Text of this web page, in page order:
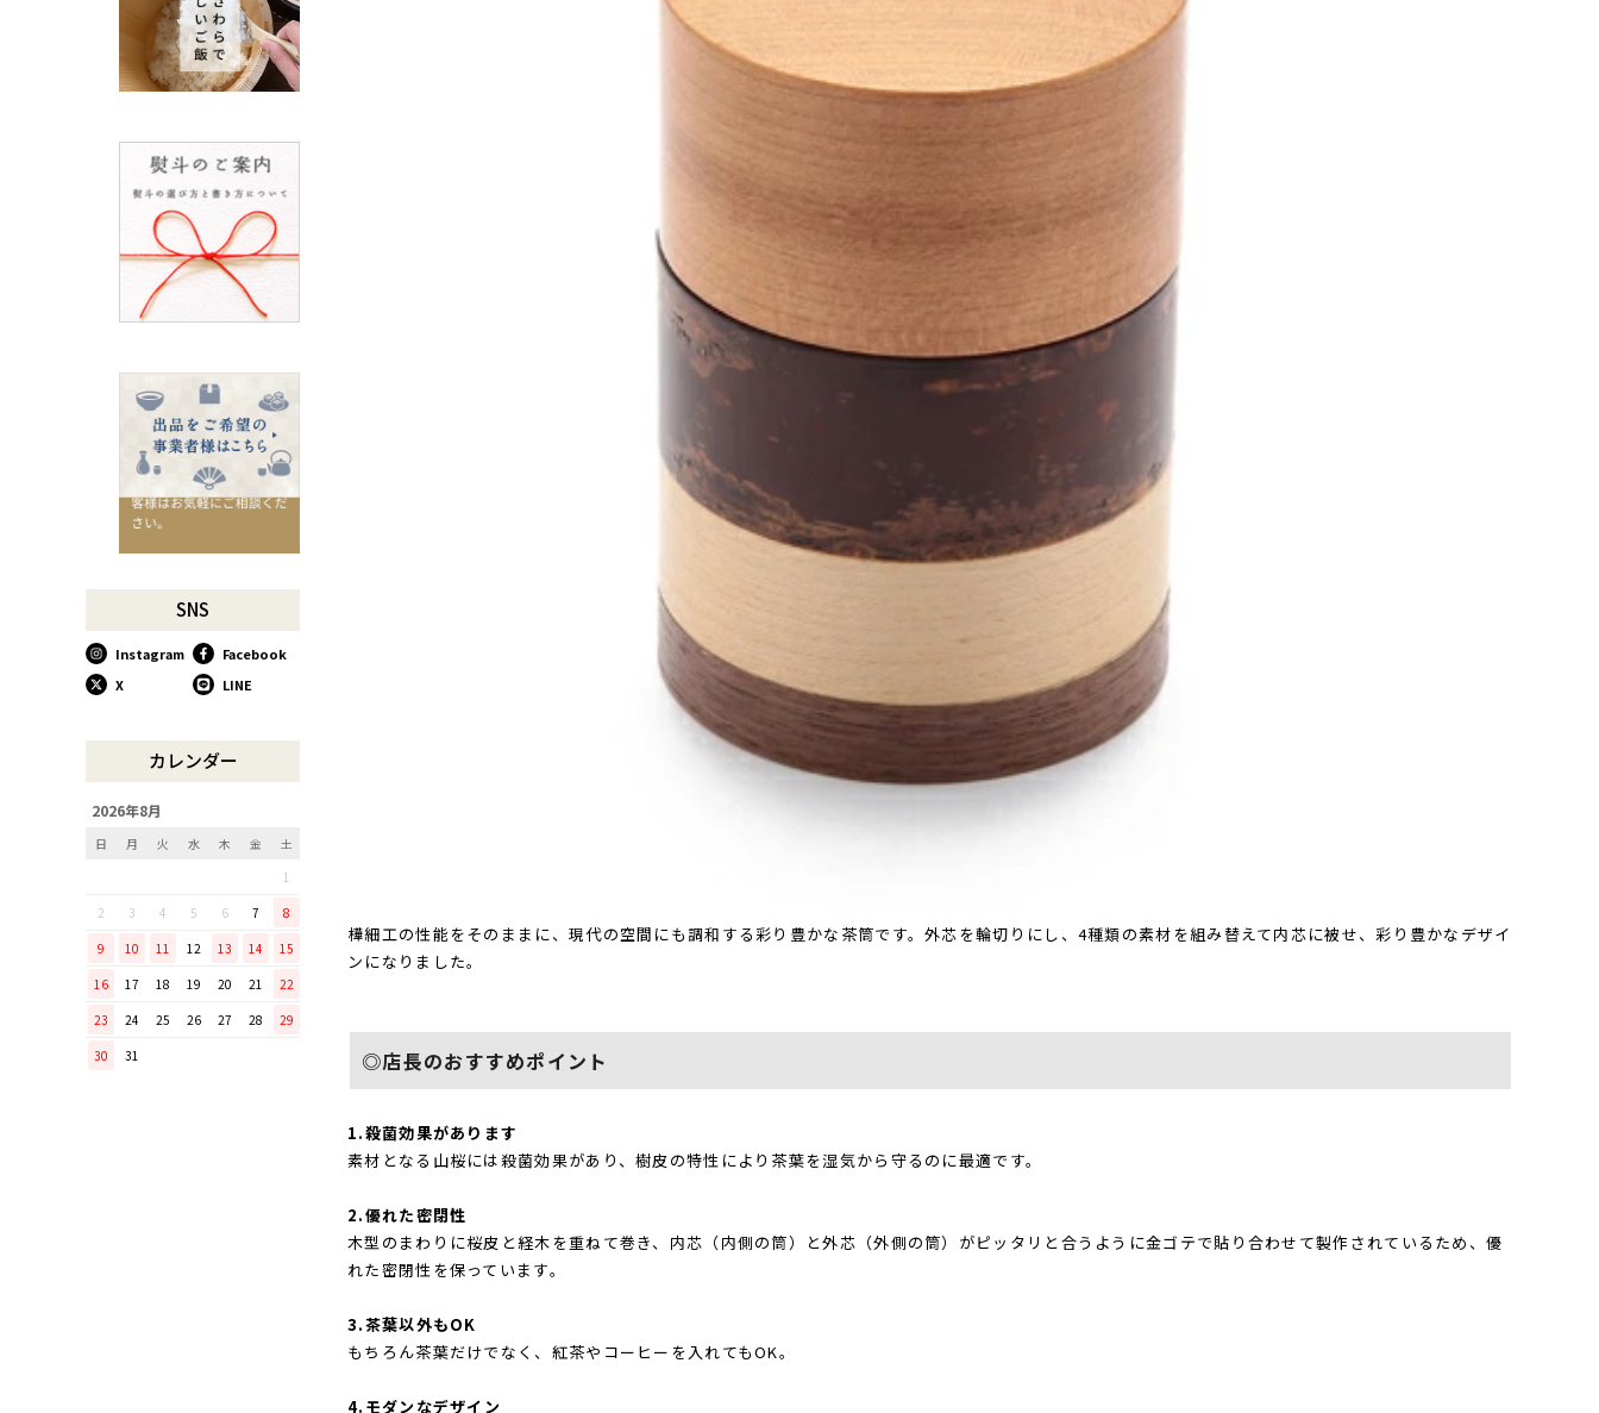
棕櫚箒の特徴 NEW
箒で見直す暮らしの基
準
NEW
ノスタルジックな肥前びーど
SUSgalleryと過ごす至福の時
千切りピーラーで仕込んでみ
星座マグでくつろぎのひとと
コーヒーミルで格別な1杯を
味わう
行平鍋があればたいていのこ
とは大丈夫。
馬毛歯ブラシがオススメな理
お祝い事に欠かせない「ミニ
使い込んで育てる道具、卵焼
き鍋
リンゴのための魅せるナイフ
『pomme』
「毎日納豆を食べていま
てほしい山只華陶苑の納豆鉢
調理から盛り付けまでこなす
「寿 菜箸」は、とても優秀
作所のペティナイフ「ゆり
ミニパンのお手入れ方法
ミニパン（大）で料理を楽し
SNS
Instagram
Facebook
X
LINE
カレンダー
2026年8月
日 月 火 水 木 金
土
1
2
3 4 5 6 7
8
9
10 11 12 13 14
15
16
17 18 19 20 21
22
23
24 25 26 27 28
29
30
31
樺細工の性能をそのままに、現代の空間にも調和する彩り豊かな茶筒です。外芯を輪切りにし、4種類の素材を組み替えて内芯に被せ、彩り豊かなデザイ
ンになりました。
◎店長のおすすめポイント
1.殺菌効果があります
素材となる山桜には殺菌効果があり、樹皮の特性により茶葉を湿気から守るのに最適です。
2.優れた密閉性
木型のまわりに桜皮と経木を重ねて巻き、内芯（内側の筒）と外芯（外側の筒）がピッタリと合うように金ゴテで貼り合わせて製作されているため、優
れた密閉性を保っています。
3.茶葉以外もOK
もちろん茶葉だけでなく、紅茶やコーヒーを入れてもOK。
4.モダンなデザイン